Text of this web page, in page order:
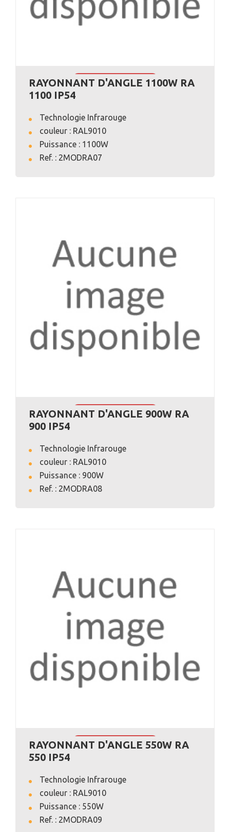
VOIR L'ANNONCE
RAYONNANT D'ANGLE 1100W RA
1100 IP54
Technologie Infrarouge
couleur : RAL9010
Puissance : 1100W
Ref. : 2MODRA07
VOIR L'ANNONCE
RAYONNANT D'ANGLE 900W RA
900 IP54
Technologie Infrarouge
couleur : RAL9010
Puissance : 900W
Ref. : 2MODRA08
VOIR L'ANNONCE
RAYONNANT D'ANGLE 550W RA
550 IP54
Technologie Infrarouge
couleur : RAL9010
Puissance : 550W
Ref. : 2MODRA09